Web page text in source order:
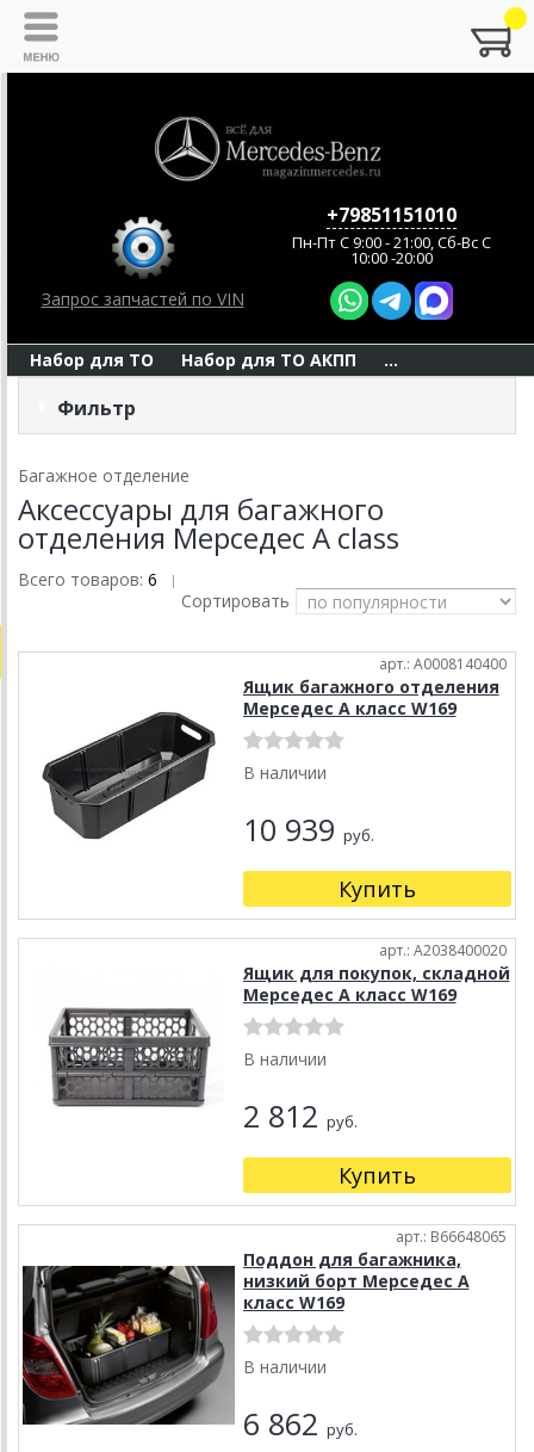
Запрос запчастей по VIN
+79851151010
Пн-Пт C 9:00 - 21:00, Сб-Вс С
10:00 -20:00
Набор для ТО Набор для ТО АКПП ...
Фильтр
Багажное отделение
Аксессуары для багажного
отделения Мерседес A class
Всего товаров: 6 |
Сортировать
арт.: A0008140400
Ящик багажного отделения
Мерседес А класс W169
В наличии
10 939 руб.
Купить
арт.: A2038400020
Ящик для покупок, складной
Мерседес А класс W169
В наличии
2 812 руб.
Купить
арт.: B66648065
Поддон для багажника,
низкий борт Мерседес А
класс W169
В наличии
6 862 руб.